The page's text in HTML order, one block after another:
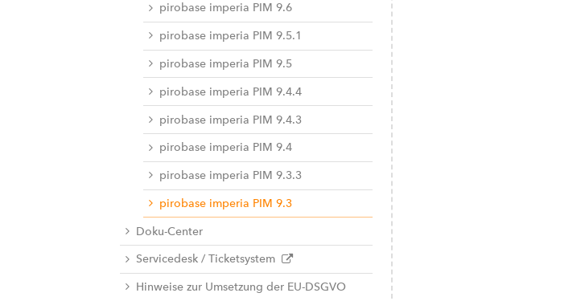
pirobase imperia PIM 9.6
pirobase imperia PIM 9.5.1
pirobase imperia PIM 9.5
pirobase imperia PIM 9.4.4
pirobase imperia PIM 9.4.3
pirobase imperia PIM 9.4
pirobase imperia PIM 9.3.3
pirobase imperia PIM 9.3
Doku-Center
Servicedesk / Ticketsystem
Hinweise zur Umsetzung der EU-DSGVO